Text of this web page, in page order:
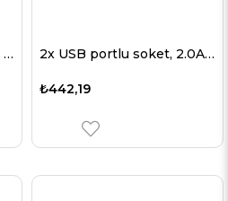
Li-ion lityum polimer için AccuCell ALPHA300 hızlı şarj cihazı 2x USB portlu soket, 2.0A koruyucu kontak soketi 16A
₺442,19